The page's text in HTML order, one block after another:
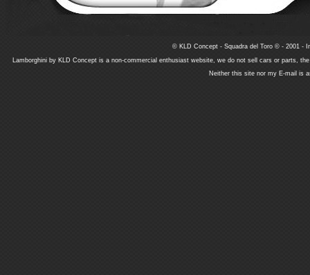
© KLD Concept - Squadra del Toro © - 2001 -
Lamborghini by KLD Concept is a non-commercial enthusiast website, we do not sell cars or parts,
Neither this site nor my E-mail is